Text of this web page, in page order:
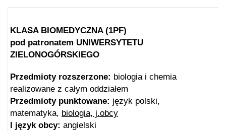
KLASA BIOMEDYCZNA (1PF)
pod patronatem UNIWERSYTETU
ZIELONOGÓRSKIEGO
Przedmioty rozszerzone: biologia i chemia
realizowane z całym oddziałem
Przedmioty punktowane: język polski,
matematyka, biologia, j.obcy
I język obcy: angielski